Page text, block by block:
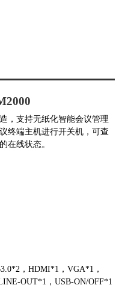
，支持无纸化智能会议管理
终端主机进行开关机，可查
在线状态。
，HDMI*1，VGA*1，
OUT*1，USB-ON/OFF*1